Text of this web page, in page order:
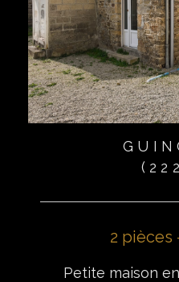
2 pièces
Petite maison